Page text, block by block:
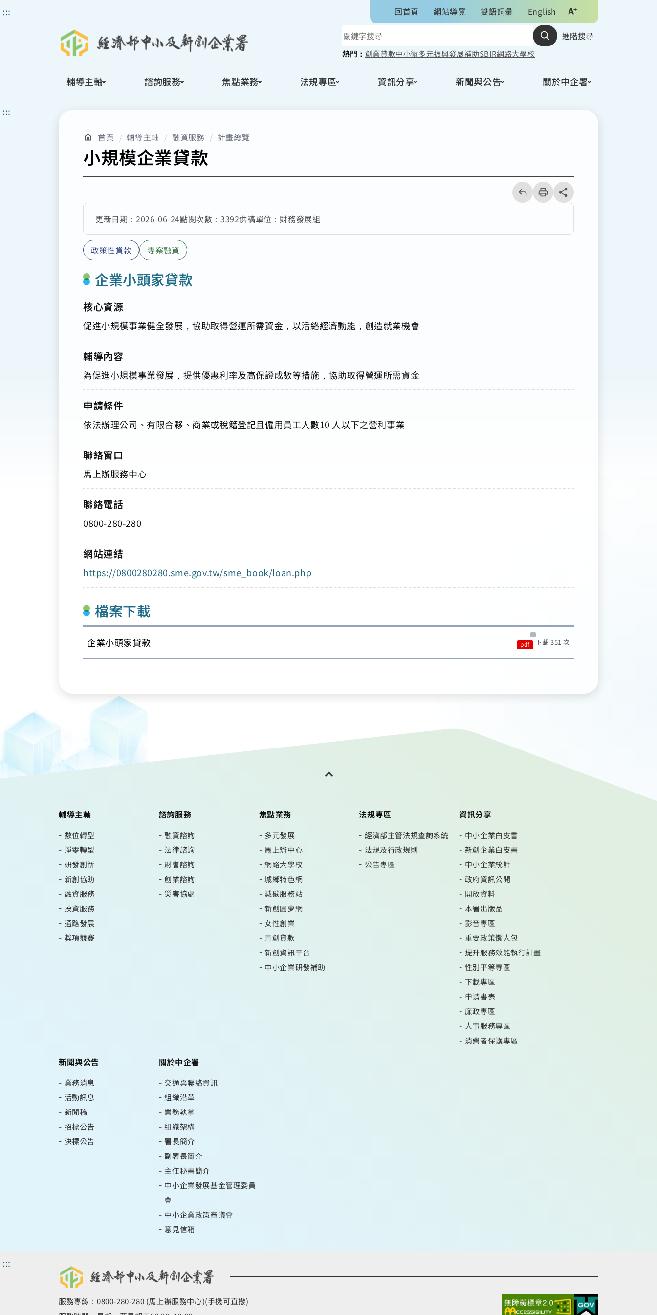
::: 回首頁 網站導覽 雙語詞彙 English
搜
進階搜尋
熱門： 創業貸款中小微多元振興發展補助SBIR網路大學校
輔導主軸 諮詢服務 焦點業務 法規專區 資訊分享 新聞與公告 關於中企署
:::
首頁 輔導主軸 融資服務 計畫總覽
小規模企業貸款
回
上
一
頁
列
印
share分享按鈕
更新日期： 2026-06-24點閱次數： 3392供稿單位： 財務發展組
政策性貸款 專案融資
企業小頭家貸款
核心資源
促進小規模事業健全發展，協助取得營運所需資金，以活絡經濟動能，創造就業機會
輔導內容
為促進小規模事業發展，提供優惠利率及高保證成數等措施，協助取得營運所需資金
申請條件
依法辦理公司、有限合夥、商業或稅籍登記且僱用員工人數10 人以下之營利事業
聯絡窗口
馬上辦服務中心
聯絡電話
0800-280-280
網站連結
https://0800280280.sme.gov.tw/sme_book/loan.php
檔案下載
企業小頭家貸款 pdf 下載 351 次
輔導主軸
數位轉型
淨零轉型
研發創新
新創協助
融資服務
投資服務
通路發展
獎項競賽
諮詢服務
融資諮詢
法律諮詢
財會諮詢
創業諮詢
災害協處
焦點業務
多元發展
馬上辦中心
網路大學校
城鄉特色網
減碳服務站
新創圓夢網
女性創業
青創貸款
新創資訊平台
中小企業研發補助
法規專區
經濟部主管法規查詢系統
法規及行政規則
公告專區
資訊分享
中小企業白皮書
新創企業白皮書
中小企業統計
政府資訊公開
開放資料
本署出版品
影音專區
重要政策懶人包
提升服務效能執行計畫
性別平等專區
下載專區
申請書表
廉政專區
人事服務專區
消費者保護專區
新聞與公告
業務消息
活動訊息
新聞稿
招標公告
決標公告
關於中企署
交通與聯絡資訊
組織沿革
業務執掌
組織架構
署長簡介
副署長簡介
主任秘書簡介
中小企業發展基金管理委員
會
中小企業政策審議會
意見信箱
:::
服務專線：0800-280-280 (馬上辦服務中心)(手機可直撥)